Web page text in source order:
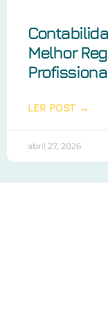
Melhor
LER POST →
abril 27, 2026